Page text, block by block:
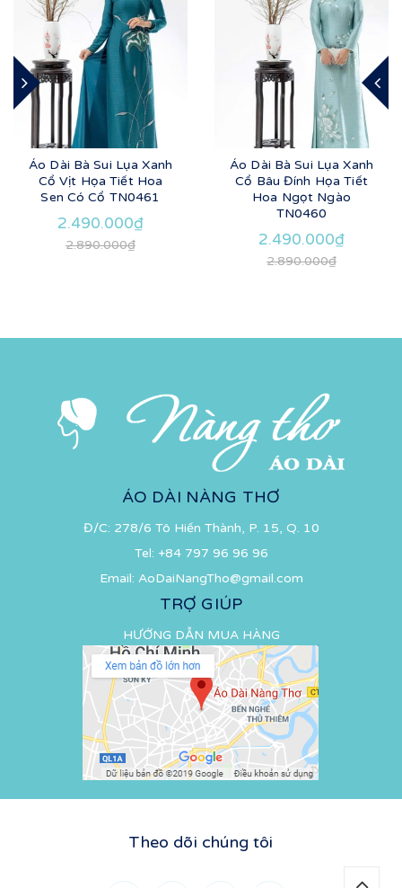
Áo Dài Bà Sui Lụa Xanh
Cổ Vịt Họa Tiết Hoa
Sen Có Cổ TN0461
2.490.000₫
2.890.000₫
Áo Dài Bà Sui Lụa Xanh
Cổ Bâu Đính Họa Tiết
Hoa Ngọt Ngào
TN0460
2.490.000₫
2.890.000₫
ÁO DÀI NÀNG THƠ
Đ/C: 278/6 Tô Hiến Thành, P. 15, Q. 10
Tel: +84 797 96 96 96
Email: AoDaiNangTho@gmail.com
TRỢ GIÚP
HƯỚNG DẪN MUA HÀNG
Theo dõi chúng tôi